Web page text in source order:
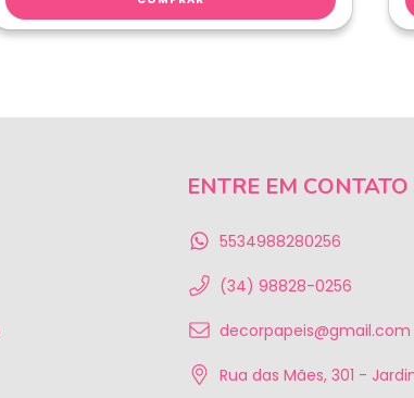
ENTRE EM CONTATO
5534988280256
(34) 98828-0256
decorpapeis@gmail.com
Rua das Mães, 301 -